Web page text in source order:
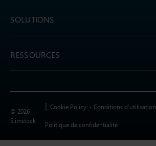
SOLUTIONS
RESSOURCES
© 2026
Slimstock
Cookie Policy Conditions d’utilisation
Politique de confidentialité